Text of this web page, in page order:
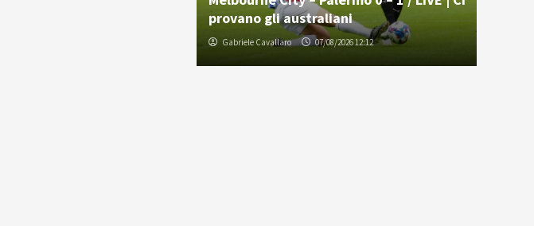
provano gli australiani
Gabriele Cavallaro 07/08/2026 12:12